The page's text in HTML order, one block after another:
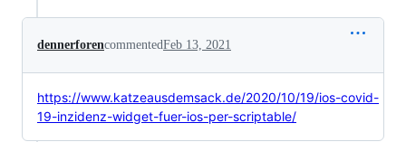
dennerforencommentedFeb 13, 2021
https://www.katzeausdemsack.de/2020/10/19/ios-covid-
19-inzidenz-widget-fuer-ios-per-scriptable/